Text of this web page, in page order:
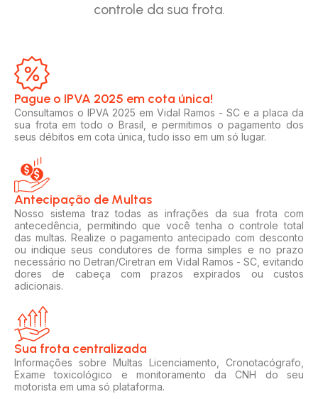
controle da sua frota.
Pague o IPVA 2025 em cota única!​
Consultamos o IPVA 2025 em Vidal Ramos - SC e a placa da
sua frota em todo o Brasil, e permitimos o pagamento dos
seus débitos em cota única, tudo isso em um só lugar.
Antecipação de Multas
Nosso sistema traz todas as infrações da sua frota com
antecedência, permitindo que você tenha o controle total
das multas. Realize o pagamento antecipado com desconto
ou indique seus condutores de forma simples e no prazo
necessário no Detran/Ciretran em Vidal Ramos - SC, evitando
dores de cabeça com prazos expirados ou custos
adicionais.
Sua frota centralizada​
Informações sobre Multas Licenciamento, Cronotacógrafo,
Exame toxicológico e monitoramento da CNH do seu
motorista em uma só plataforma.